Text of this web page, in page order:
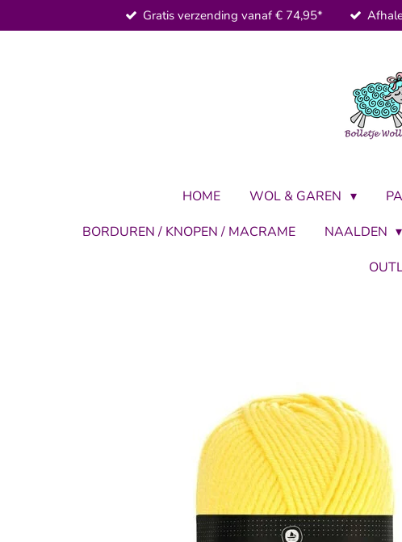
direct
Gratis verzending vanaf € 74,95*
HOME WOL & GAREN
BORDUREN / KNOPEN / MACRAME
NAALDEN